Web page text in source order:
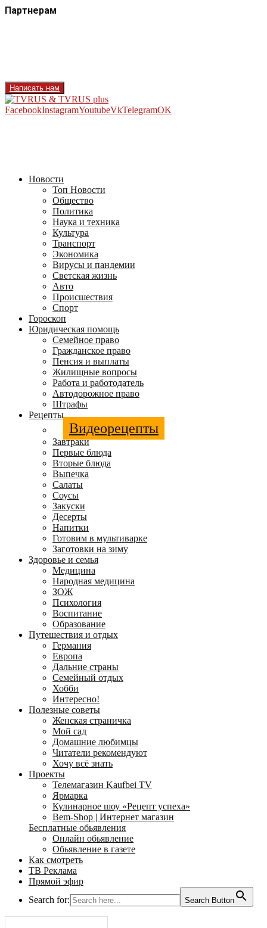
Партнерам
Написать нам
FacebookInstagramYoutubeVkTelegramOK
Новости
Топ Новости
Общество
Политика
Наука и техника
Культура
Транспорт
Экономика
Вирусы и пандемии
Светская жизнь
Авто
Происшествия
Спорт
Гороскоп
Юридическая помощь
Семейное право
Гражданское право
Пенсия и выплаты
Жилищные вопросы
Работа и работодатель
Автодорожное право
Штрафы
Рецепты
Видеорецепты
Завтраки
Первые блюда
Вторые блюда
Выпечка
Салаты
Соусы
Закуски
Десерты
Напитки
Готовим в мультиварке
Заготовки на зиму
Здоровье и семья
Медицина
Народная медицина
ЗОЖ
Психология
Воспитание
Образование
Путешествия и отдых
Германия
Европа
Дальние страны
Семейный отдых
Хобби
Интересно!
Полезные советы
Женская страничка
Мой сад
Домашние любимцы
Читатели рекомендуют
Хочу всё знать
Проекты
Телемагазин Kaufbei TV
Ярмарка
Кулинарное шоу «Рецепт успеха»
Bem-Shop | Интернет магазин
Бесплатные обьявления
Онлайн обьявление
Обьявление в газете
Как смотреть
ТВ Реклама
Прямой эфир
Search for:
Search Button